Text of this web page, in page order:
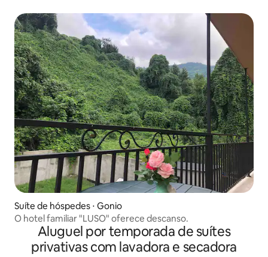
Suíte de hóspedes ⋅ Gonio
O hotel familiar "LUSO" oferece descanso.
Aluguel por temporada de suítes
privativas com lavadora e secadora